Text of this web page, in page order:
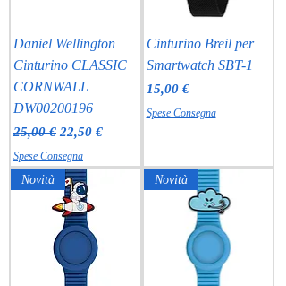
Daniel Wellington
Cinturino CLASSIC
CORNWALL
DW00200196
Prezzo regolare
25,00 € Prezzo scontato
22,50 €
Spese Consegna
Cinturino Breil per
Smartwatch SBT-1
Prezzo
15,00 €
Spese Consegna
Novità Novità